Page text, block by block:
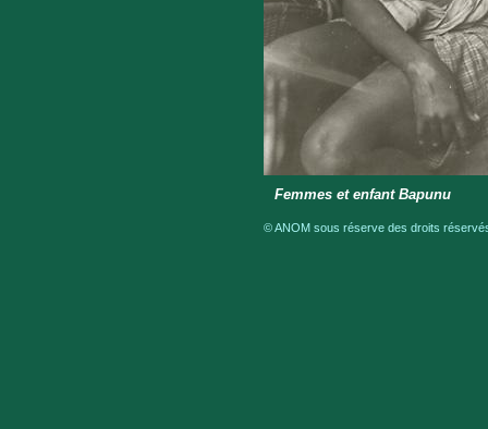
Femmes et enfant Bapunu
© ANOM sous réserve des droits